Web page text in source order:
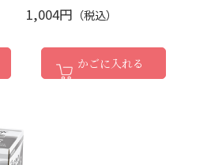
1,004円
かごに入れる